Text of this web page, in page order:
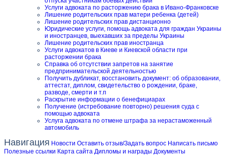
Услуги адвоката по расторжению брака в Ивано-Франковске
Лишение родительских прав матери ребенка (детей)
Лишение родительских прав дистанционно
Юридические услуги, помощь адвоката для граждан Украины
и иностранцев, выехавших за пределы Украины
Лишение родительских прав иностранца
Услуги адвокатов в Киеве и Киевской области при
расторжении брака
Справка об отсутствии запретов на занятие
предпринимательской деятельностью
Получить дубликат, восстановить документ: об образовании,
аттестат, диплом, свидетельство о рождении, браке,
разводе, смерти и т.п
Раскрытие информации о бенефициарах
Получение (истребование повторно) решения суда с
помощью адвоката
Услуга адвоката по отмене штрафа за нерастаможенный
автомобиль
Навигация Новости Оставить отзыв/Задать вопрос Написать письмо
Полезные ссылки Карта сайта Дипломы и награды Документы